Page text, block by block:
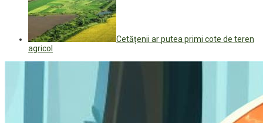
Cetățenii ar putea primi cote de teren
agricol